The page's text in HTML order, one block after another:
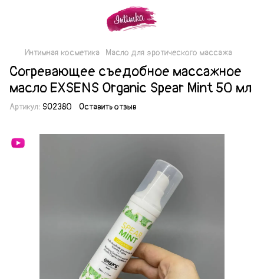
Интимная косметика Масло для эротического массажа
Согревающее съедобное массажное
масло EXSENS Organic Spear Mint 50 мл
Артикул: SO2380 Оставить отзыв